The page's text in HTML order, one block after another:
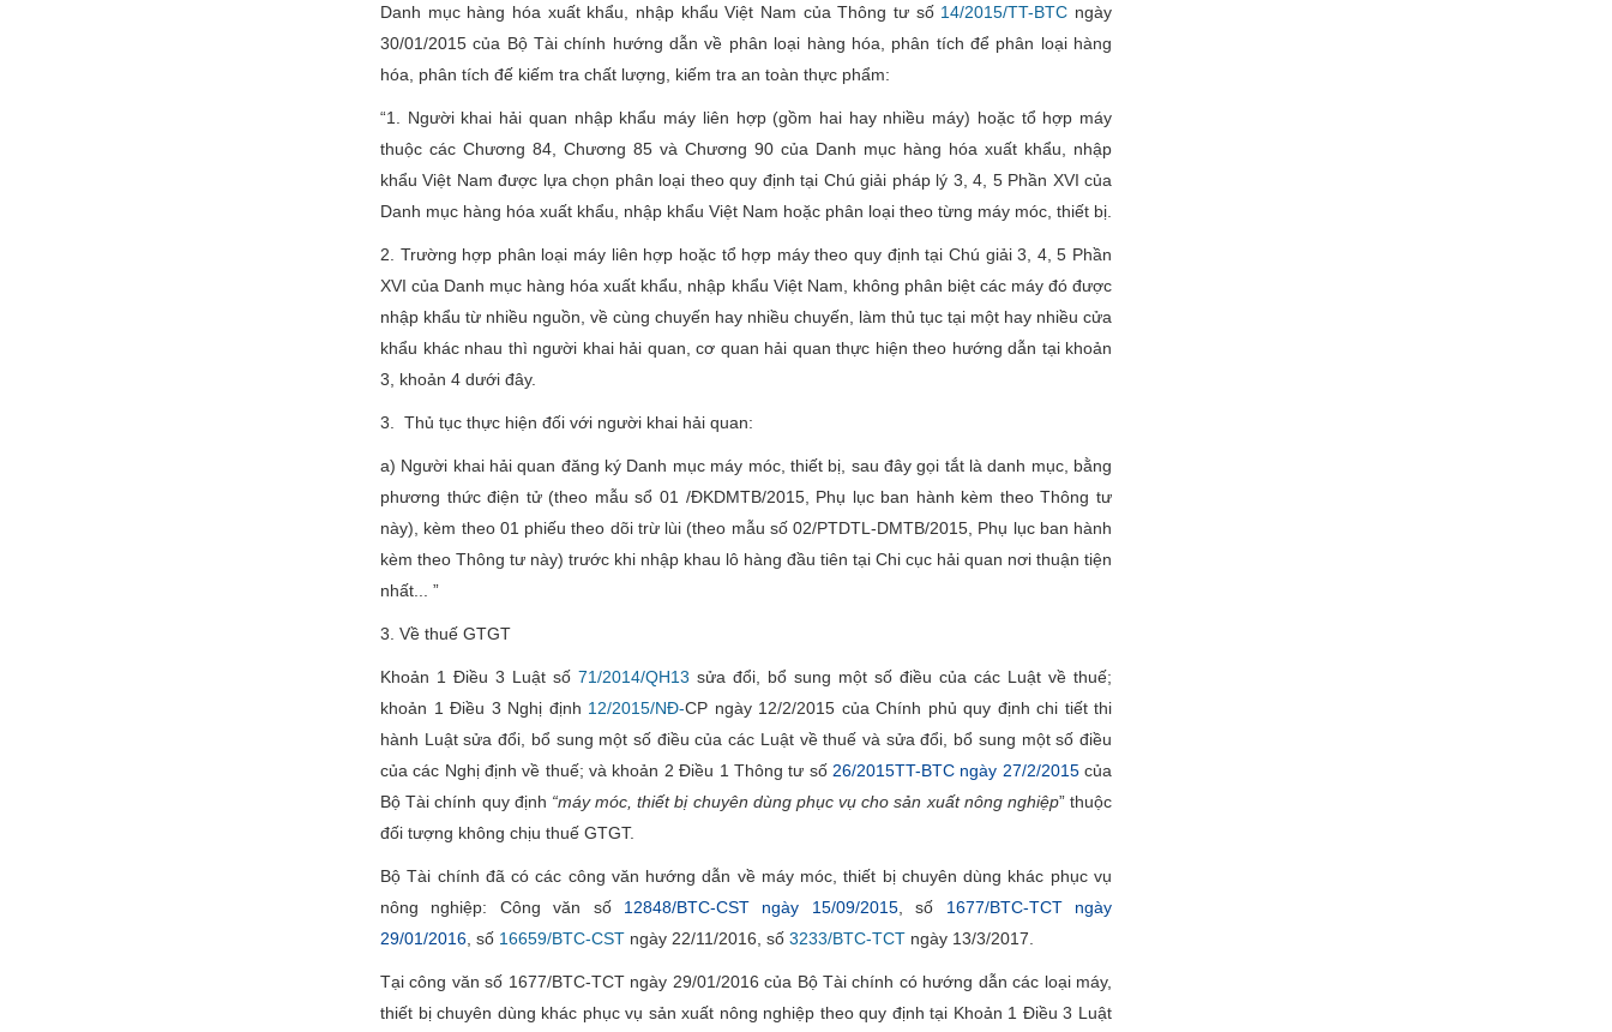
Danh mục hàng hóa xuất khẩu, nhập khẩu Việt Nam của Thông tư số 14/2015/TT-BTC ngày
30/01/2015 của Bộ Tài chính hướng dẫn về phân loại hàng hóa, phân tích để phân loại hàng
hóa, phân tích đế kiếm tra chất lượng, kiếm tra an toàn thực phẩm:
“1. Người khai hải quan nhập khẩu máy liên hợp (gồm hai hay nhiều máy) hoặc tổ hợp máy
thuộc các Chương 84, Chương 85 và Chương 90 của Danh mục hàng hóa xuất khẩu, nhập
khẩu Việt Nam được lựa chọn phân loại theo quy định tại Chú giải pháp lý 3, 4, 5 Phần XVI của
Danh mục hàng hóa xuất khẩu, nhập khẩu Việt Nam hoặc phân loại theo từng máy móc, thiết bị.
2. Trường hợp phân loại máy liên hợp hoặc tổ hợp máy theo quy định tại Chú giải 3, 4, 5 Phần
XVI của Danh mục hàng hóa xuất khẩu, nhập khẩu Việt Nam, không phân biệt các máy đó được
nhập khẩu từ nhiều nguồn, về cùng chuyến hay nhiều chuyến, làm thủ tục tại một hay nhiều cửa
khẩu khác nhau thì người khai hải quan, cơ quan hải quan thực hiện theo hướng dẫn tại khoản
3, khoản 4 dưới đây.
3. Thủ tục thực hiện đối với người khai hải quan:
a) Người khai hải quan đăng ký Danh mục máy móc, thiết bị, sau đây gọi tắt là danh mục, bằng
phương thức điện tử (theo mẫu sổ 01 /ĐKDMTB/2015, Phụ lục ban hành kèm theo Thông tư
này), kèm theo 01 phiếu theo dõi trừ lùi (theo mẫu số 02/PTDTL-DMTB/2015, Phụ lục ban hành
kèm theo Thông tư này) trước khi nhập khau lô hàng đầu tiên tại Chi cục hải quan nơi thuận tiện
nhất... ”
3. Về thuế GTGT
Khoản 1 Điều 3 Luật số 71/2014/QH13 sửa đổi, bổ sung một số điều của các Luật về thuế;
khoản 1 Điều 3 Nghị định 12/2015/NĐ-CP ngày 12/2/2015 của Chính phủ quy định chi tiết thi
hành Luật sửa đổi, bổ sung một số điều của các Luật về thuế và sửa đổi, bổ sung một số điều
của các Nghị định về thuế; và khoản 2 Điều 1 Thông tư số 26/2015TT-BTC ngày 27/2/2015của
Bộ Tài chính quy định “máy móc, thiết bị chuyên dùng phục vụ cho sản xuất nông nghiệp” thuộc
đối tượng không chịu thuế GTGT.
Bộ Tài chính đã có các công văn hướng dẫn về máy móc, thiết bị chuyên dùng khác phục vụ
nông nghiệp: Công văn số 12848/BTC-CST ngày 15/09/2015, số 1677/BTC-TCT ngày
29/01/2016 , số 16659/BTC-CST ngày 22/11/2016, số 3233/BTC-TCT ngày 13/3/2017.
Tại công văn số 1677/BTC-TCT ngày 29/01/2016 của Bộ Tài chính có hướng dẫn các loại máy,
thiết bị chuyên dùng khác phục vụ sản xuất nông nghiệp theo quy định tại Khoản 1 Điều 3 Luật